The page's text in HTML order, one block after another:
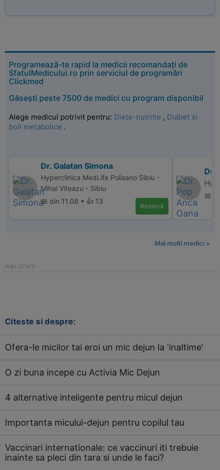
Programează-te rapid la medicii recomandați de
SfatulMedicului.ro prin serviciul de programări
Clickmed
Găsești peste 7500 de medici cu program disponibil
Alege medicul potrivit pentru: Diete-nutritie , Diabet si
boli metabolice .
Dr. Galatan Simona
Hyperclinica MedLife Polisano Sibiu -
Mihai Viteazu - Sibiu
📅 din 11.08 • 👍 13
Rezervă
Dr.
📅
Mai multi medici >
Citeste si despre:
Ofera-le micilor tai eroi un mic dejun la 'inaltime'
O zi buna incepe cu Activia Mic Dejun
4 alternative inteligente pentru micul dejun
Importanta micului-dejun pentru copilul tau
Vaccinari internationale: ce vaccinuri iti trebuie
inainte sa pleci din tara si unde le faci?